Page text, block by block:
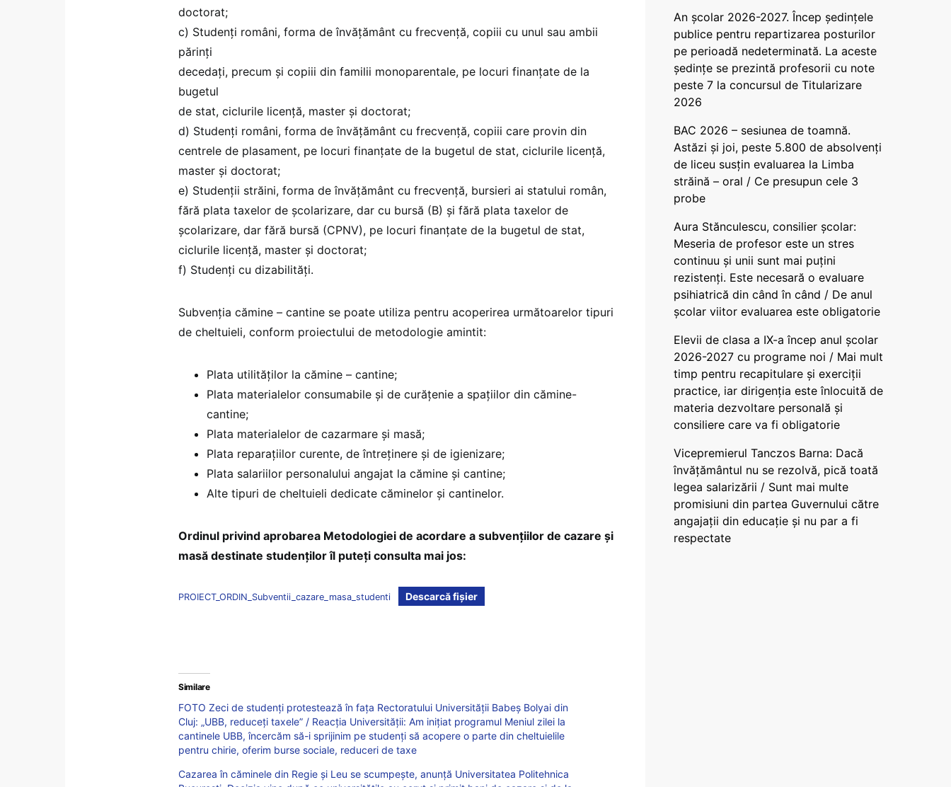
doctorat;
c) Studenți români, forma de învățământ cu frecvență, copiii cu unul sau ambii
părinți
decedați, precum și copiii din familii monoparentale, pe locuri finanțate de la
bugetul
de stat, ciclurile licență, master și doctorat;
d) Studenți români, forma de învățământ cu frecvență, copiii care provin din
centrele de plasament, pe locuri finanțate de la bugetul de stat, ciclurile licență,
master și doctorat;
e) Studenții străini, forma de învățământ cu frecvență, bursieri ai statului român,
fără plata taxelor de școlarizare, dar cu bursă (B) și fără plata taxelor de
școlarizare, dar fără bursă (CPNV), pe locuri finanțate de la bugetul de stat,
ciclurile licență, master și doctorat;
f) Studenți cu dizabilități.
Subvenția cămine – cantine se poate utiliza pentru acoperirea următoarelor tipuri
de cheltuieli, conform proiectului de metodologie amintit:
Plata utilităților la cămine – cantine;
Plata materialelor consumabile și de curățenie a spațiilor din cămine-
cantine;
Plata materialelor de cazarmare și masă;
Plata reparațiilor curente, de întreținere și de igienizare;
Plata salariilor personalului angajat la cămine și cantine;
Alte tipuri de cheltuieli dedicate căminelor și cantinelor.
Ordinul privind aprobarea Metodologiei de acordare a subvențiilor de cazare și
masă destinate studenților îl puteți consulta mai jos:
PROIECT_ORDIN_Subventii_cazare_masa_studenti Descarcă fișier
Similare
FOTO Zeci de studenți protestează în fața Rectoratului Universității Babeș Bolyai din
Cluj: „UBB, reduceți taxele” / Reacția Universității: Am iniţiat programul Meniul zilei la
cantinele UBB, încercăm să-i sprijinim pe studenți să acopere o parte din cheltuielile
pentru chirie, oferim burse sociale, reduceri de taxe
Cazarea în căminele din Regie și Leu se scumpește, anunță Universitatea Politehnica
An școlar 2026-2027. Încep ședințele
publice pentru repartizarea posturilor
pe perioadă nedeterminată. La aceste
ședințe se prezintă profesorii cu note
peste 7 la concursul de Titularizare
2026
BAC 2026 – sesiunea de toamnă.
Astăzi și joi, peste 5.800 de absolvenți
de liceu susțin evaluarea la Limba
străină – oral / Ce presupun cele 3
probe
Aura Stănculescu, consilier școlar:
Meseria de profesor este un stres
continuu și unii sunt mai puțini
rezistenți. Este necesară o evaluare
psihiatrică din când în când / De anul
școlar viitor evaluarea este obligatorie
Elevii de clasa a IX-a încep anul școlar
2026-2027 cu programe noi / Mai mult
timp pentru recapitulare și exerciții
practice, iar dirigenția este înlocuită de
materia dezvoltare personală și
consiliere care va fi obligatorie
Vicepremierul Tanczos Barna: Dacă
învățământul nu se rezolvă, pică toată
legea salarizării / Sunt mai multe
promisiuni din partea Guvernului către
angajații din educație și nu par a fi
respectate